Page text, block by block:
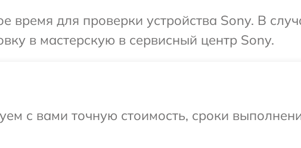
время для проверки устройства Sony. В
в мастерскую в сервисный центр Sony.
с вами точную стоимость, сроки